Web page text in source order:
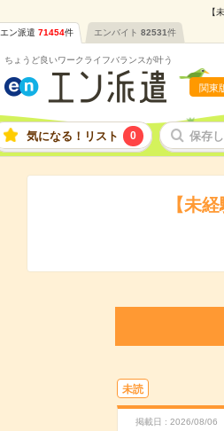
【
エン派遣 71454件 エンバイト 82531件
ちょうど良いワークライフバランスが叶う
関東
気になる！リスト 0 保存
【未
未読
掲載日 2026/08/06